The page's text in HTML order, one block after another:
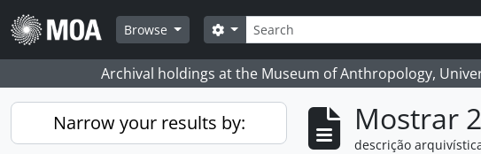
Skip to main content
Browse
Pesquisar
Search options
Archival holdings at the Museum of Anthropology,
Narrow your results by: Mostrar
descrição